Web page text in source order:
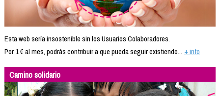
Esta web sería insostenible sin los Usuarios Colaboradores.
Por 1 € al mes, podrás contribuir a que pueda seguir existiendo... + info
Camino solidario